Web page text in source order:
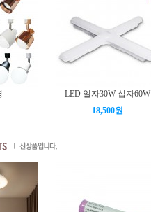
LED 일자30W 십자60W
18,500원